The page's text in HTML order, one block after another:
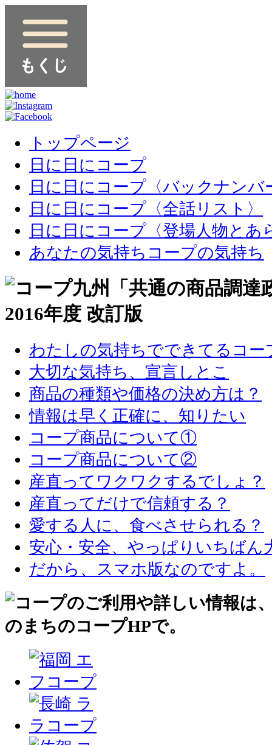
トップページ
日に日にコープ
日に日にコープ〈バックナンバ
日に日にコープ〈全話リスト〉
日に日にコープ〈登場人物とあ
あなたの気持ちコープの気持ち
わたしの気持ちでできてるコー
大切な気持ち、宣言しとこ
商品の種類や価格の決め方は？
情報は早く正確に、知りたい
コープ商品について①
コープ商品について②
産直ってワクワクするでしょ？
産直ってだけで信頼する？
愛する人に、食べさせられる？
安心・安全、やっぱりいちばん
だから、スマホ版なのですよ。